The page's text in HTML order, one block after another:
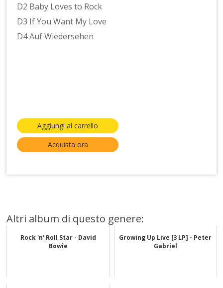
D2 Baby Loves to Rock
D3 If You Want My Love
D4 Auf Wiedersehen
Aggiungi al carrello
Acquista ora
Altri album di questo genere:
Rock 'n' Roll Star - David
Bowie
Growing Up Live [3 LP] - Peter
Gabriel